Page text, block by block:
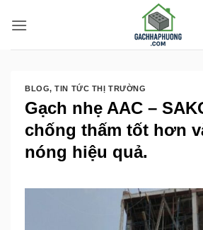
qua
nội
BLOG,TIN TỨC THỊ TRƯỜNG
Gạch nhẹ AAC –
chống thấm tốt hơn
nóng hiệu quả.